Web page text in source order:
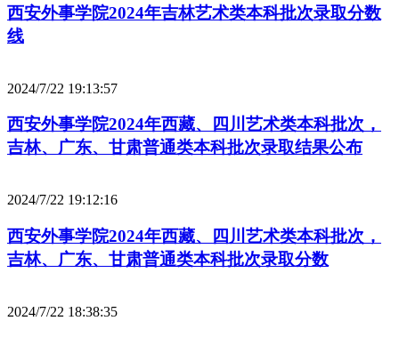
西安外事学院2024年吉林艺术类本科批次录取分数
线
2024/7/22 19:13:57
西安外事学院2024年西藏、四川艺术类本科批次，
吉林、广东、甘肃普通类本科批次录取结果公布
2024/7/22 19:12:16
西安外事学院2024年西藏、四川艺术类本科批次，
吉林、广东、甘肃普通类本科批次录取分数
2024/7/22 18:38:35